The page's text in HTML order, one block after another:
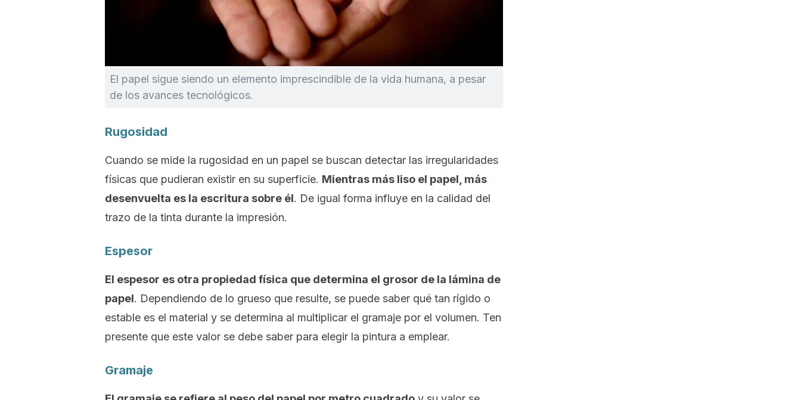
El papel sigue siendo un elemento imprescindible de la vida humana, a pesar
de los avances tecnológicos.
Rugosidad
Cuando se mide la rugosidad en un papel se buscan detectar las irregularidades
físicas que pudieran existir en su superficie. Mientras más liso el papel, más
desenvuelta es la escritura sobre él. De igual forma influye en la calidad del
trazo de la tinta durante la impresión.
Espesor
El espesor es otra propiedad física que determina el grosor de la lámina de
papel. Dependiendo de lo grueso que resulte, se puede saber qué tan rígido o
estable es el material y se determina al multiplicar el gramaje por el volumen. Ten
presente que este valor se debe saber para elegir la pintura a emplear.
Gramaje